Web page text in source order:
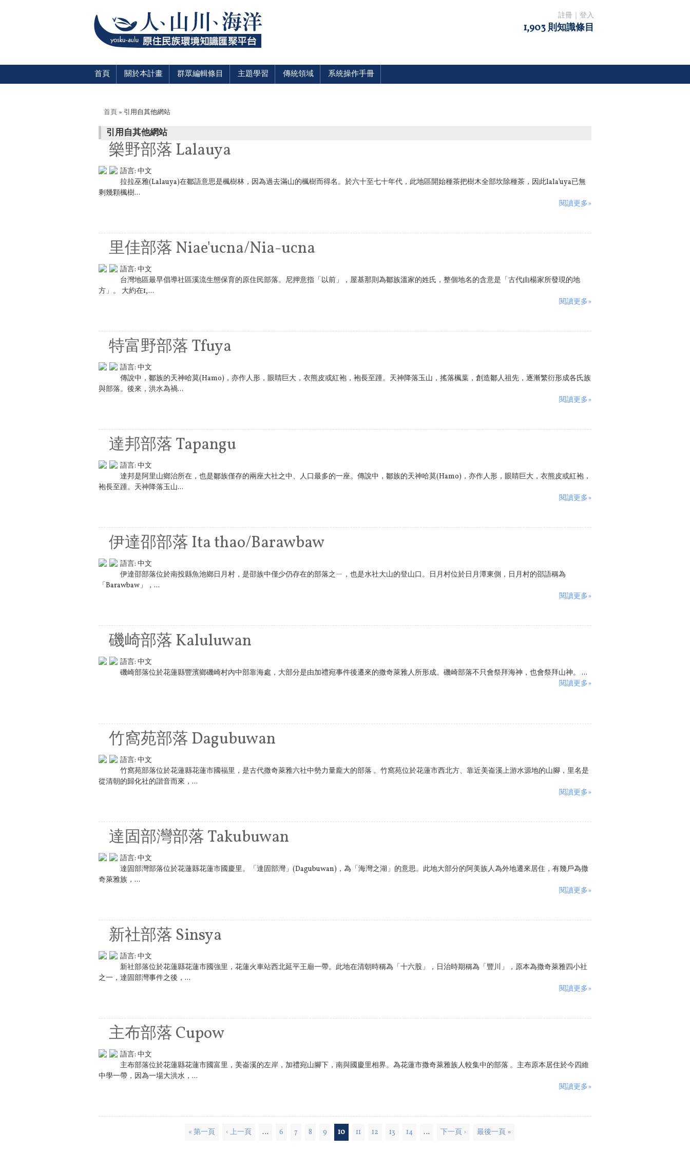
註冊 登入
1,903 則知識條目
首頁 關於本計畫 群眾編輯條目 主題學習 傳統領域 系統操作手冊
您在這裡
首頁 » 引用自其他網站
引用自其他網站
樂野部落 Lalauya
語言: 中文
拉拉巫雅(Lalauya)在鄒語意思是楓樹林，因為過去滿山的楓樹而得名。於六十至七十年代，此地區開始種茶把樹木全部坎除種茶，因此lala’uya已無
剩幾顆楓樹...
閱讀更多»
里佳部落 Niae'ucna/Nia-ucna
語言: 中文
台灣地區最早倡導社區溪流生態保育的原住民部落。尼押意指「以前」，屋基那則為鄒族溫家的姓氏，整個地名的含意是「古代由楊家所發現的地
方」。 大約在1,...
閱讀更多»
特富野部落 Tfuya
語言: 中文
傳說中，鄒族的天神哈莫(Hamo)，亦作人形，眼睛巨大，衣熊皮或紅袍，袍長至踵。天神降落玉山，搖落楓葉，創造鄒人祖先，逐漸繁衍形成各氏族
與部落。後來，洪水為禍...
閱讀更多»
達邦部落 Tapangu
語言: 中文
達邦是阿里山鄉治所在，也是鄒族僅存的兩座大社之中、人口最多的一座。傳說中，鄒族的天神哈莫(Hamo)，亦作人形，眼睛巨大，衣熊皮或紅袍，
袍長至踵。天神降落玉山...
閱讀更多»
伊達邵部落 Ita thao/Barawbaw
語言: 中文
伊達邵部落位於南投縣魚池鄉日月村，是邵族中僅少仍存在的部落之ㄧ，也是水社大山的登山口。日月村位於日月潭東側，日月村的邵語稱為
「Barawbaw」，...
閱讀更多»
磯崎部落 Kaluluwan
語言: 中文
磯崎部落位於花蓮縣豐濱鄉磯崎村內中部靠海處，大部分是由加禮宛事件後遷來的撒奇萊雅人所形成。磯崎部落不只會祭拜海神，也會祭拜山神。 ...
閱讀更多»
竹窩苑部落 Dagubuwan
語言: 中文
竹窩苑部落位於花蓮縣花蓮市國福里，是古代撒奇萊雅六社中勢力量龐大的部落 。竹窩苑位於花蓮市西北方、靠近美崙溪上游水源地的山腳，里名是
從清朝的歸化社的諧音而來，...
閱讀更多»
達固部灣部落 Takubuwan
語言: 中文
達固部灣部落位於花蓮縣花蓮市國慶里。「達固部灣」(Dagubuwan)，為「海灣之湖」的意思。此地大部分的阿美族人為外地遷來居住，有幾戶為撒
奇萊雅族，...
閱讀更多»
新社部落 Sinsya
語言: 中文
新社部落位於花蓮縣花蓮市國強里，花蓮火車站西北延平王廟一帶。此地在清朝時稱為「十六股」，日治時期稱為「豐川」，原本為撒奇萊雅四小社
之一，達固部灣事件之後，...
閱讀更多»
主布部落 Cupow
語言: 中文
主布部落位於花蓮縣花蓮市國富里，美崙溪的左岸，加禮宛山腳下，南與國慶里相界。為花蓮市撒奇萊雅族人較集中的部落 。主布原本居住於今四維
中學一帶，因為一場大洪水，...
閱讀更多»
« 第一頁 ‹ 上一頁 … 6 7 8 9 10 11 12 13 14 … 下一頁 › 最後一頁 »